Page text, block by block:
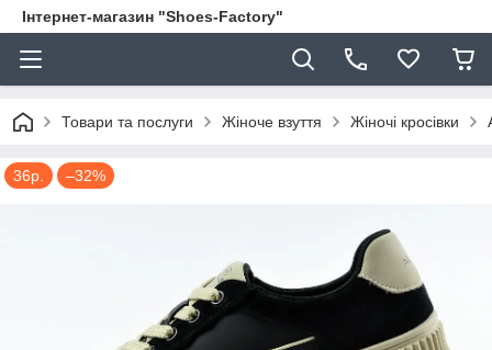
Інтернет-магазин "Shoes-Factory"
Товари та послуги Жіноче взуття Жіночі кросівки
36р. –32%